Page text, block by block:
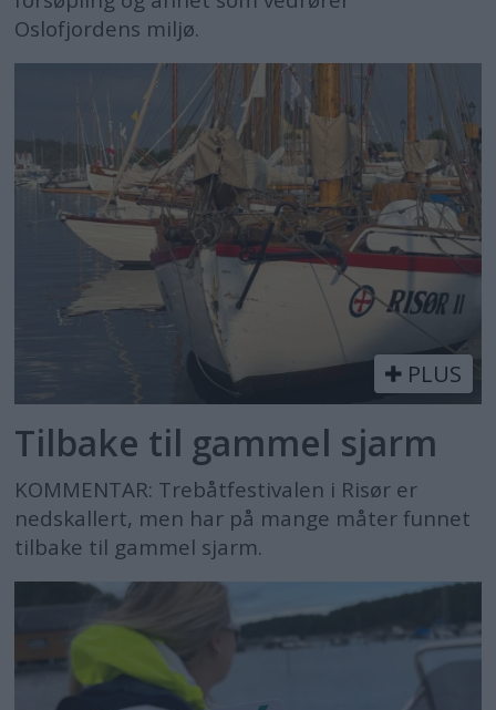
Oslofjordens miljø.
PLUS
Tilbake til gammel sjarm
KOMMENTAR: Trebåtfestivalen i Risør er
nedskallert, men har på mange måter funnet
tilbake til gammel sjarm.